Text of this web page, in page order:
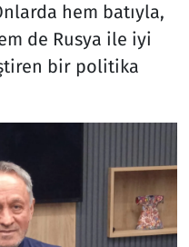
hem batıyla,
de Rusya ile iyi
bir politika